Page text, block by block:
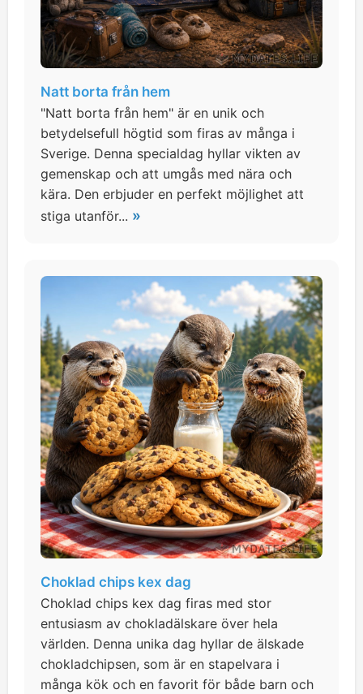
Natt borta från hem
"Natt borta från hem" är en unik och
betydelsefull högtid som firas av många i
Sverige. Denna specialdag hyllar vikten av
gemenskap och att umgås med nära och
kära. Den erbjuder en perfekt möjlighet att
stiga utanför... »
Choklad chips kex dag
Choklad chips kex dag firas med stor
entusiasm av chokladälskare över hela
världen. Denna unika dag hyllar de älskade
chokladchipsen, som är en stapelvara i
många kök och en favorit för både barn och